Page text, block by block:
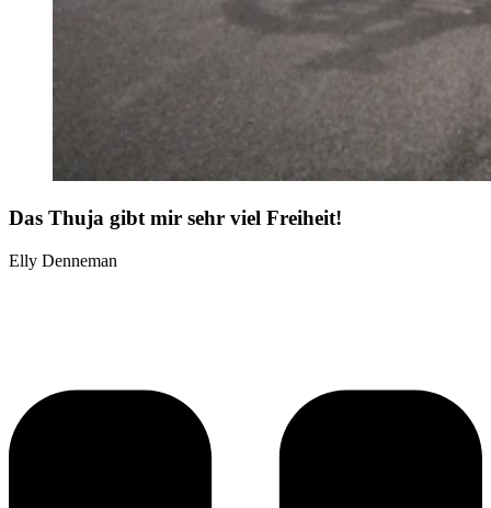
Das Thuja gibt mir sehr viel Freiheit!
Elly Denneman